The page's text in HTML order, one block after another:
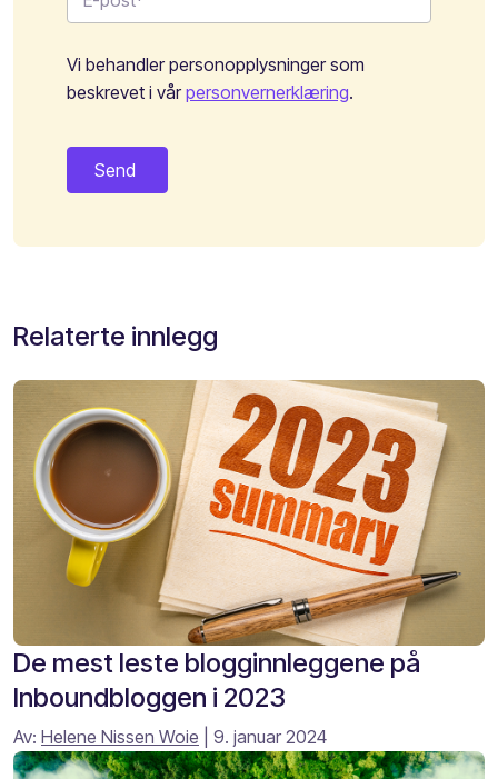
Vi behandler personopplysninger som
beskrevet i vårpersonvernerklæring.
Relaterte innlegg
De mest leste blogginnleggene på
Inboundbloggen i 2023
Av: Helene Nissen Woie | 9. januar 2024